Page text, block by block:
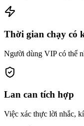
Thời gian chạy có
Người dùng VIP có thể
Lan can tích hợp
Việc xác thực lời nhắc,